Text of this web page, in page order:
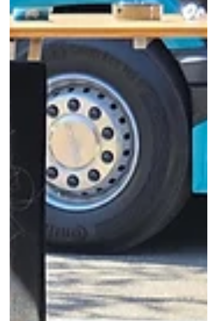
gelöscht, aber die Begeisterung in der Region ist noch immer
greifbar. Die Murgenthaler Gewerbeausstellung MUGA 26 ist
Geschichte – und für uns als Team der Internet-Zeitung
soaktuell.ch markiert dieses Ereignis einen Meilenstein: Es
war unsere erste vollständige Medienpartnerschaft - ohne
Tageszeitungen oder Radiosender im Rücken - und sie hätte
nicht besser laufen können. KI-generierte Grafik Gemini. Auch
soaktuell.